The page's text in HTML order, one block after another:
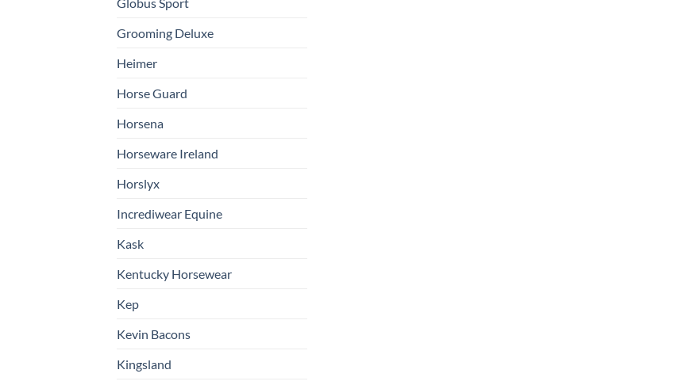
Grooming Deluxe
Heimer
Horse Guard
Horsena
Horseware Ireland
Horslyx
Incrediwear Equine
Kask
Kentucky Horsewear
Kep
Kevin Bacons
Kingsland